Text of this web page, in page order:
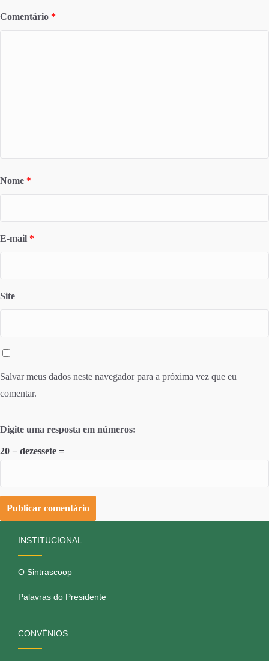
Comentário *
Nome *
E-mail *
Site
Salvar meus dados neste navegador para a próxima vez que eu
comentar.
Digite uma resposta em números:
20 − dezessete =
INSTITUCIONAL
O Sintrascoop
Palavras do Presidente
CONVÊNIOS